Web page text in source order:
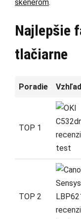
skenerom.
Najlepšie
tlačiarne
Poradie Vzhľad
TOP 1
TOP 2